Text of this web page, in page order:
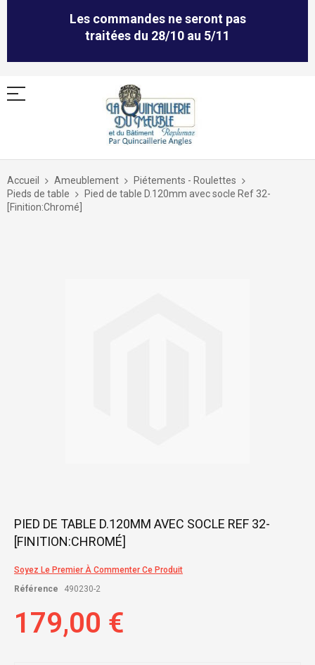
Les commandes ne seront pas
traitées du 28/10 au 5/11
Allez
contenu
Accueil Ameublement
Piétements - Roulettes
Pieds de table
Pied de table D.120mm avec socle Ref 32-
[Finition:Chromé]
Skip
the
of
images
PIED DE TABLE D.120MM AVEC SOCLE REF 32-
[FINITION:CHROMÉ]
Soyez Le Premier À Commenter Ce Produit
Référence
490230-2
179,00 €